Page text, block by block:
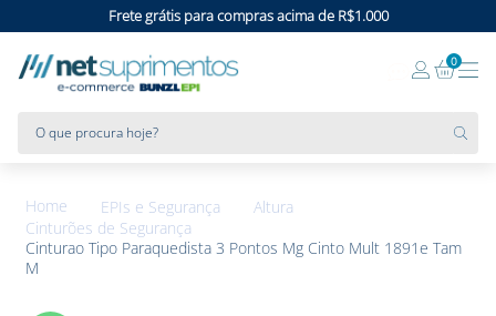
Frete grátis para compras acima de R$1.000
0
EPIs e Segurança
Altura
Cinturões de Segurança
Cinturao Tipo Paraquedista 3 Pontos Mg Cinto Mult 1891e Tam
M